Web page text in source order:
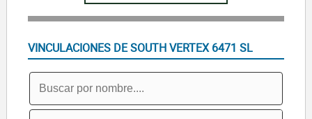
VINCULACIONES DE SOUTH VERTEX 6471 SL